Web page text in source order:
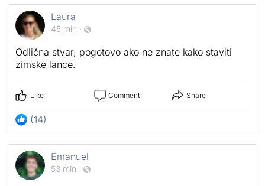
Laura
45 min ·
Odlična stvar, pogotovo ako ne znate kako staviti
zimske lance.
Like Comment Share
(14)
Emanuel
53 min ·